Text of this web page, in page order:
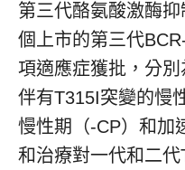
第三代酪氨酸激酶
個上市的第三代
項適應症獲批，分
伴有T315I突變的慢
慢性期（-CP）和加
和治療對一代和二